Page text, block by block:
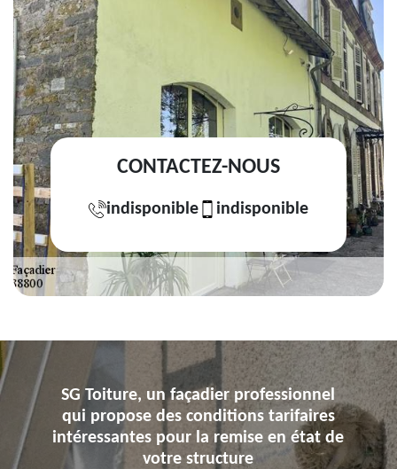
CONTACTEZ-NOUS
indisponible indisponible
SG Toiture, un façadier professionnel
qui propose des conditions tarifaires
intéressantes pour la remise en état de
votre structure